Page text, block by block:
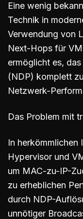
Eine wenig
Technik in
Verwendung von
Next-Hops für
ermöglicht es,
(NDP) komplett
Netzwerk-
Das Problem mit
In herkömmlichen
Hypervisor und
um MAC-zu-IP-
zu erheblichen
durch NDP-
unnötiger